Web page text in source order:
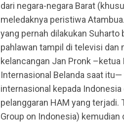
dari negara-negara Barat
meledaknya peristiwa
yang pernah dilakukan Suharto
pahlawan tampil di televisi dan
kelancangan Jan Pronk
Internasional Belanda saat
internasional kepada
pelanggaran HAM yang terjadi.
Group on Indonesia)